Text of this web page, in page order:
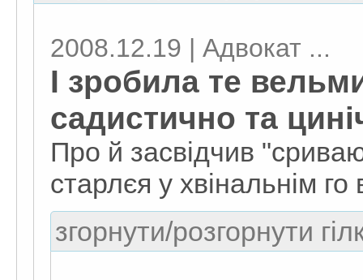
2008.12.19 | Адвокат ...
І зробила те
садистично та
Про й засвідчив
старлєя у хвінальнім го
згорнути/розгорнути